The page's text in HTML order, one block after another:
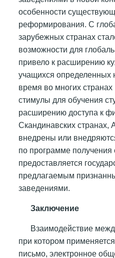
особенности
реформирования. С
зарубежных странах
возможности для
привело к расширению
учащихся определенных
время во многих
стимулы для обучения
расширению доступа к
Скандинавских
внедрены или
по программе
предоставляется
предлагаемым
заведениями.
Заключение
Взаимодействие
при котором
письмо, электронное